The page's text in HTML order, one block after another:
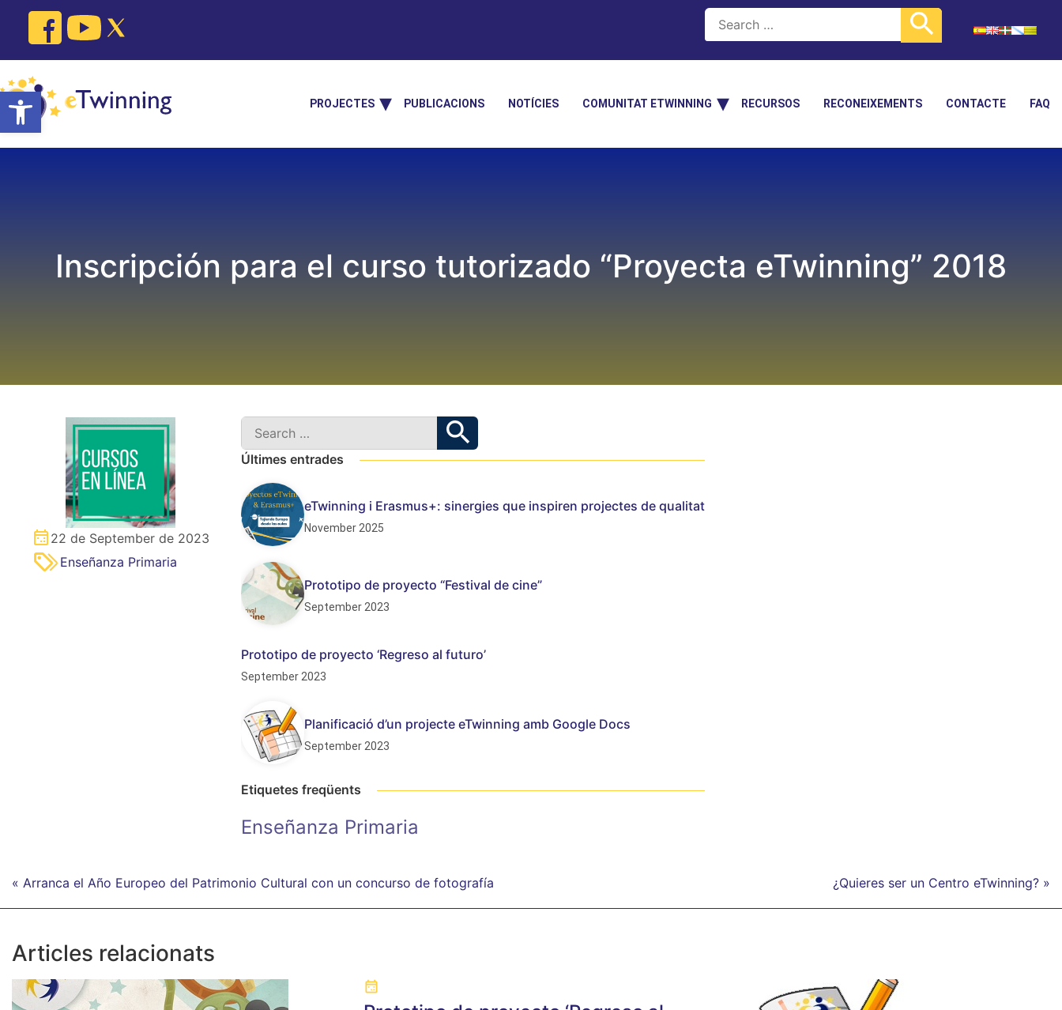
Open toolbar
content
PROJECTES PUBLICACIONS NOTÍCIES COMUNITAT ETWINNING RECURSOS RECONEIXEMENTS CONTACTE FAQ
Inscripción para el curso tutorizado “Proyecta eTwinning” 2018
22 de September de 2023
Enseñanza Primaria
Últimes entrades
eTwinning i Erasmus+: sinergies que inspiren projectes de qualitat
November 2025
Prototipo de proyecto “Festival de cine”
September 2023
Prototipo de proyecto ‘Regreso al futuro’
September 2023
Planificació d’un projecte eTwinning amb Google Docs
September 2023
Etiquetes freqüents
Enseñanza Primaria
« Arranca el Año Europeo del Patrimonio Cultural con un concurso de fotografía ¿Quieres ser un Centro eTwinning? »
Articles relacionats